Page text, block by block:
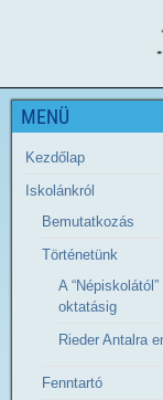
MENÜ
Kezdőlap
Iskolánkról
Bemutatkozás
Történetünk
A
oktatásig
Rieder Antalra
Fenntartó